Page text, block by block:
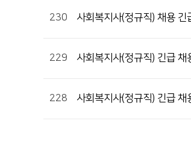
230 사회복지사(정규직) 채용 긴
229 사회복지사(정규직) 긴급 채
228 사회복지사(정규직) 긴급